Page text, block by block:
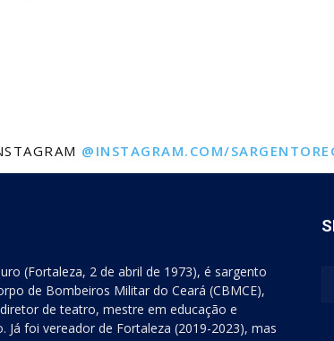
@INSTAGRAM.COM/
(Fortaleza, 2 de abril de 1973), é sargento
de Bombeiros Militar do Ceará (CBMCE),
de teatro, mestre em educação e
Já foi vereador de Fortaleza (2019-2023), mas